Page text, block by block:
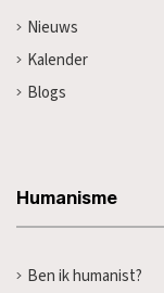
Nieuws
Kalender
Blogs
Humanisme
Ben ik humanist?